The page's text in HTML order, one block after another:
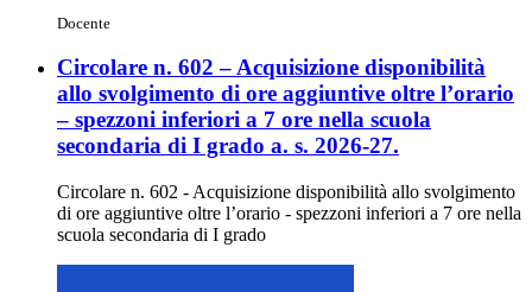
Docente
Circolare n. 602 – Acquisizione disponibilità
allo svolgimento di ore aggiuntive oltre l’orario
– spezzoni inferiori a 7 ore nella scuola
secondaria di I grado a. s. 2026-27.
Circolare n. 602 - Acquisizione disponibilità allo svolgimento
di ore aggiuntive oltre l’orario - spezzoni inferiori a 7 ore nella
scuola secondaria di I grado